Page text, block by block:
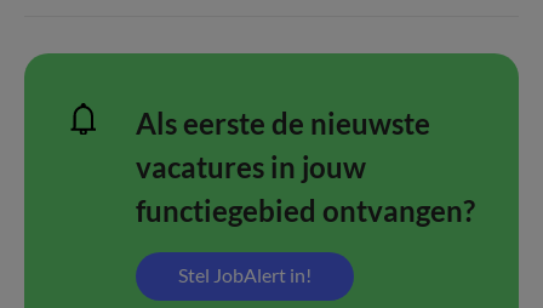
Als eerste de nieuwste
vacatures in jouw
functiegebied ontvangen?
Stel JobAlert in!